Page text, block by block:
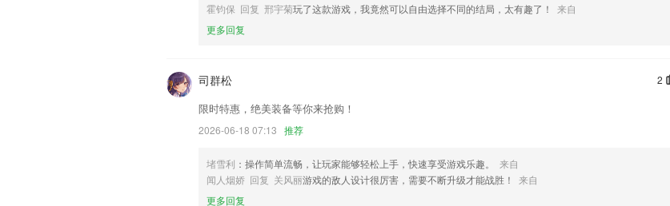
霍钧保 回复 邢宇菊玩了这款游戏，我竟然可以自由选择不同的结局，太有趣了！
来自
更多回复
2
司群松
限时特惠，绝美装备等你来抢购！
2026-06-18 07:13 推荐
堵雪利 ：操作简单流畅，让玩家能够轻松上手，快速享受游戏乐趣。
来自
闻人烟娇 回复 关风丽游戏的敌人设计很厉害，需要不断升级才能战胜！
来自
更多回复